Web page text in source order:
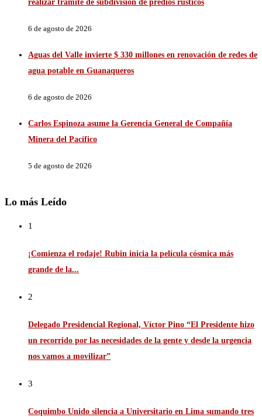
realizar trámite de subdivisión de predios rústicos
6 de agosto de 2026
Aguas del Valle invierte $ 330 millones en renovación de redes de
agua potable en Guanaqueros
6 de agosto de 2026
Carlos Espinoza asume la Gerencia General de Compañía
Minera del Pacífico
5 de agosto de 2026
Lo más Leído
1
¡Comienza el rodaje! Rubin inicia la película cósmica más
grande de la...
2
Delegado Presidencial Regional, Víctor Pino “El Presidente hizo
un recorrido por las necesidades de la gente y desde la urgencia
nos vamos a movilizar”
3
Coquimbo Unido silencia a Universitario en Lima sumando tres